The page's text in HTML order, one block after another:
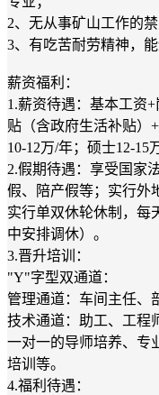
2、无从事矿山工作的
3、有吃苦耐劳精神，
薪资福利：
1.薪资待遇：基本工资
贴（含政府生活补贴）
10-12万/年；硕士12-15
2.假期待遇：享受国家
假、陪产假等；实行外
实行单双休轮休制，每
中安排调休）。
3.晋升培训：
"Y"字型双通道：
管理通道：车间主任、
技术通道：助工、工程
一对一的导师培养、专
培训等。
4.福利待遇：